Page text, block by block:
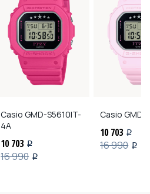
Casio GMD-S5610IT-
4A
10 703 i
16 990 i
Casio GMD-
10 703 i
16 990 i